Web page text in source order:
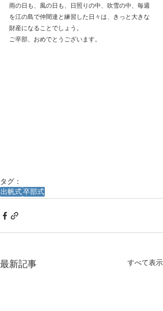
雨の日も、風の日も、日照りの中、吹雪の中、毎週
を江の島で仲間達と練習した日々は、きっと大きな
財産になることでしょう。
ご卒部、おめでとうございます。
タグ：
出帆式卒部式
最新記事 すべて表示